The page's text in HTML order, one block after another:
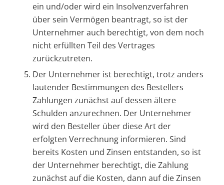
ein und/oder wird ein Insolvenzverfahren
über sein Vermögen beantragt, so ist der
Unternehmer auch berechtigt, von dem noch
nicht erfüllten Teil des Vertrages
zurückzutreten.
Der Unternehmer ist berechtigt, trotz anders
lautender Bestimmungen des Bestellers
Zahlungen zunächst auf dessen ältere
Schulden anzurechnen. Der Unternehmer
wird den Besteller über diese Art der
erfolgten Verrechnung informieren. Sind
bereits Kosten und Zinsen entstanden, so ist
der Unternehmer berechtigt, die Zahlung
zunächst auf die Kosten, dann auf die Zinsen